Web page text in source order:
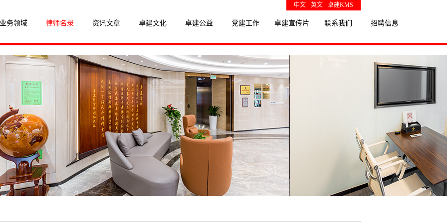
中文 英文 卓建KMS
务领域 律师名录 资讯文章 卓建文化 卓建公益 党建工作 卓建宣传片 联系我们 招聘信息